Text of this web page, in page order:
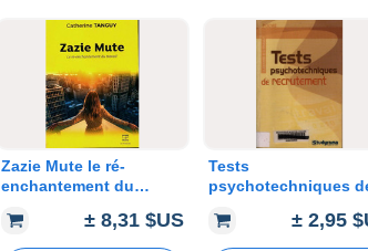
Zazie Mute le ré-
enchantement du
Tanguy (2017)± 8,31 $US
Tests
psychotechniques
Sabine Duhamel
± 2,95